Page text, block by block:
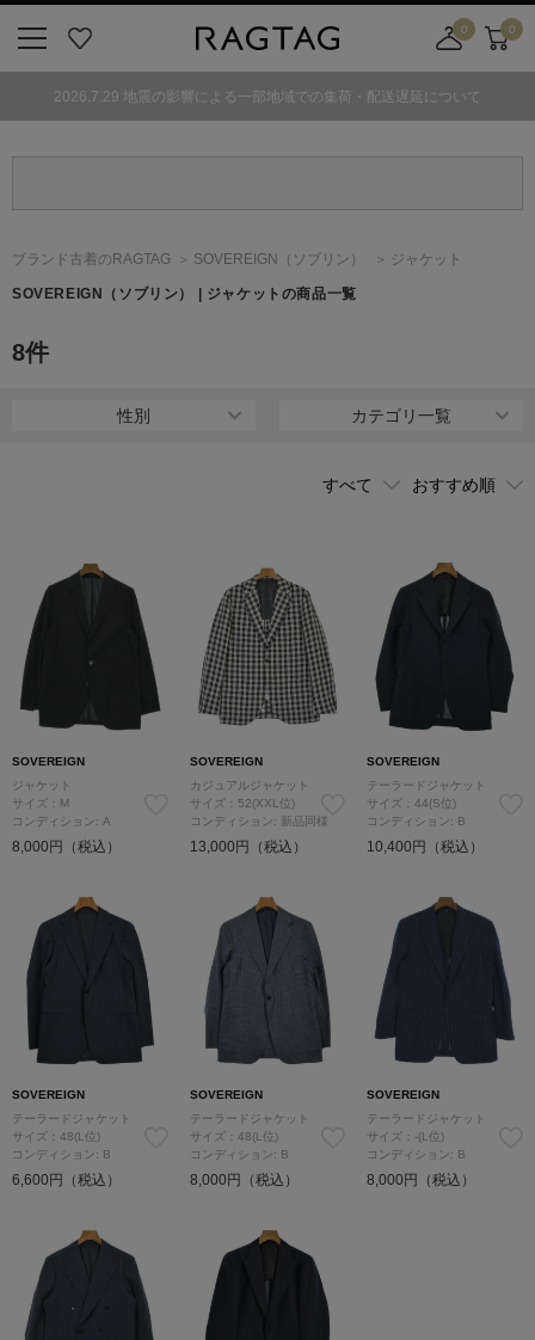
気
0
舗
カ
ト
0
2026.7.29 地震の影響による一部地域での集荷・配送遅延について
ブランド古着のRAGTAG SOVEREIGN （ソブリン） ジャケット
SOVEREIGN （ソブリン） | ジャケットの商品一覧
8件
性別 カテゴリ一覧
SOVEREIGN
ジャケット
サイズ：M
コンディション: A
8,000円（税込）
SOVEREIGN
カジュアルジャケット
サイズ：52(XXL位)
コンディション: 新品同様
13,000円（税込）
SOVEREIGN
テーラードジャケット
サイズ：44(S位)
コンディション: B
10,400円（税込）
SOVEREIGN
テーラードジャケット
サイズ：48(L位)
コンディション: B
6,600円（税込）
SOVEREIGN
テーラードジャケット
サイズ：48(L位)
コンディション: B
8,000円（税込）
SOVEREIGN
テーラードジャケット
サイズ：-(L位)
コンディション: B
8,000円（税込）